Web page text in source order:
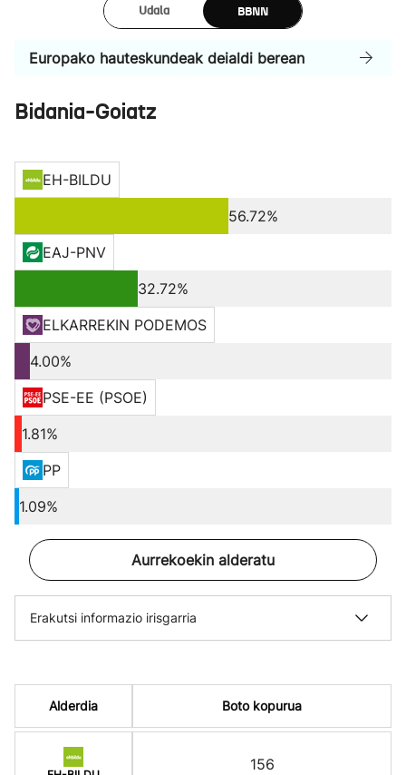
Udala BBNN
Europako hauteskundeak deialdi berean
Bidania-Goiatz
EH-BILDU
56.72%
EAJ-PNV
32.72%
ELKARREKIN PODEMOS
4.00%
PSE-EE (PSOE)
1.81%
PP
1.09%
Aurrekoekin alderatu
Erakutsi informazio irisgarria
Alderdia Boto kopurua
156